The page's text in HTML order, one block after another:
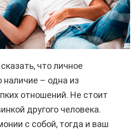
что личное
наличие – одна из
отношений. Не стоит
другого человека.
с собой, тогда и ваш